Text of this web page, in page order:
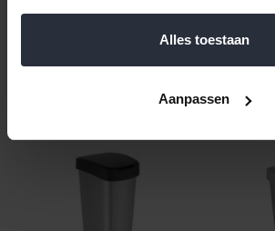
Alles toestaan
Aanpassen
Gerelateerde en